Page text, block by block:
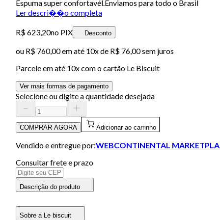
Espuma super confortavél.Enviamos para todo o Brasil
Ler descri��o completa
R$ 623,20no PIX Desconto
ou R$ 760,00em até 10x de R$ 76,00 sem juros
Parcele em até 10x com o cartão Le Biscuit
Ver mais formas de pagamento
Selecione ou digite a quantidade desejada
COMPRAR AGORA Adicionar ao carrinho
Vendido e entregue por:WEBCONTINENTAL
Consultar frete e prazo
Descrição do produto
Sobre a Le biscuit